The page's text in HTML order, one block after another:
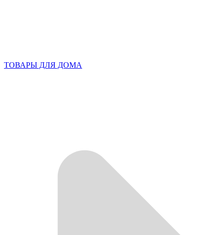
ТОВАРЫ ДЛЯ ДОМА